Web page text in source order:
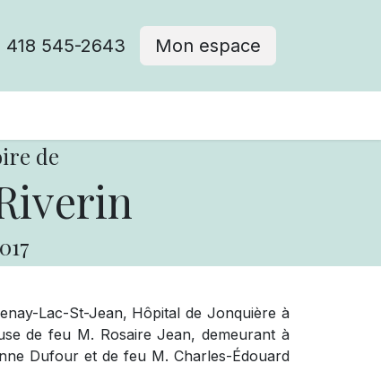
418 545-2643 Mon espace
de
Lac-St-Jean, Hôpital de Jonquière à
de feu M. Rosaire Jean, demeurant à
Dufour et de feu M. Charles-Édouard